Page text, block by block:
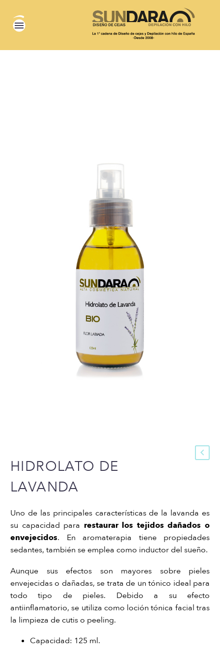
HIDROLATO DE
LAVANDA
Uno de las principales características de la lavanda es
su capacidad para restaurar los tejidos dañados o
envejecidos. En aromaterapia tiene propiedades
sedantes, también se emplea como inductor del sueño.
Aunque sus efectos son mayores sobre pieles
envejecidas o dañadas, se trata de un tónico ideal para
todo tipo de pieles. Debido a su efecto
antiinflamatorio, se utiliza como loción tónica facial tras
la limpieza de cutis o peeling.
Capacidad: 125 ml.